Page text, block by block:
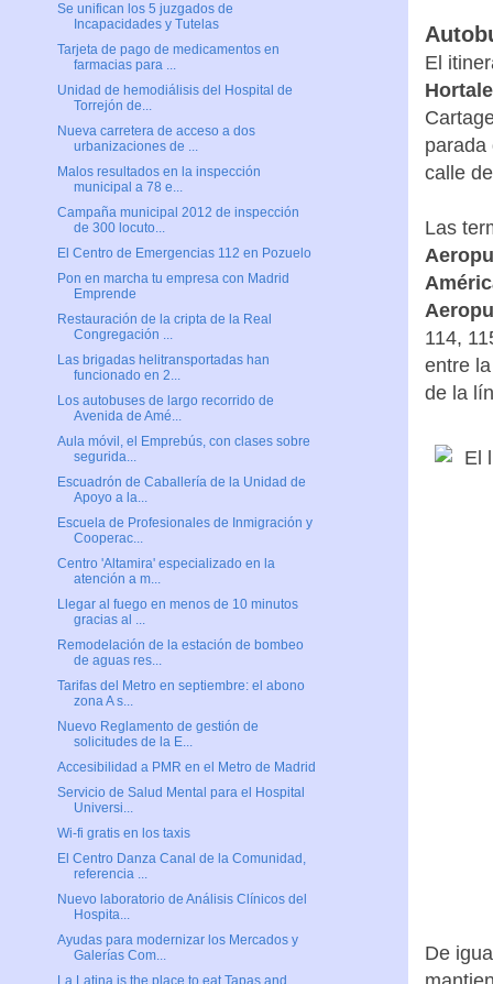
El
parada
calle
Las
114,
entre
de la
De
Se unifican los 5 juzgados de
Incapacidades y Tutelas
Tarjeta de pago de medicamentos en
farmacias para ...
Unidad de hemodiálisis del Hospital de
Torrejón de...
Nueva carretera de acceso a dos
urbanizaciones de ...
Malos resultados en la inspección
municipal a 78 e...
Campaña municipal 2012 de inspección
de 300 locuto...
El Centro de Emergencias 112 en Pozuelo
Pon en marcha tu empresa con Madrid
Emprende
Restauración de la cripta de la Real
Congregación ...
Las brigadas helitransportadas han
funcionado en 2...
Los autobuses de largo recorrido de
Avenida de Amé...
Aula móvil, el Emprebús, con clases sobre
segurida...
Escuadrón de Caballería de la Unidad de
Apoyo a la...
Escuela de Profesionales de Inmigración y
Cooperac...
Centro 'Altamira' especializado en la
atención a m...
Llegar al fuego en menos de 10 minutos
gracias al ...
Remodelación de la estación de bombeo
de aguas res...
Tarifas del Metro en septiembre: el abono
zona A s...
Nuevo Reglamento de gestión de
solicitudes de la E...
Accesibilidad a PMR en el Metro de Madrid
Servicio de Salud Mental para el Hospital
Universi...
Wi-fi gratis en los taxis
El Centro Danza Canal de la Comunidad,
referencia ...
Nuevo laboratorio de Análisis Clínicos del
Hospita...
Ayudas para modernizar los Mercados y
Galerías Com...